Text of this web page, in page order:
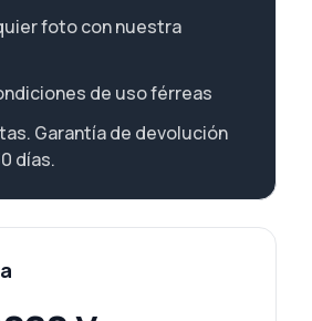
foto con nuestra
de uso férreas
Garantía de devolución
días.